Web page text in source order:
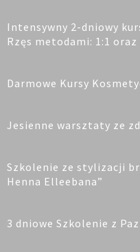
Intensywny 2-dniowy
Rzęs metodami: 1:1
Darmowe Kursy
Jesienne warsztaty ze
Szkolenie ze stylizacji
Henna Elleebana”
3 dniowe Szkolenie z